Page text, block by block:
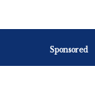
Sponsored